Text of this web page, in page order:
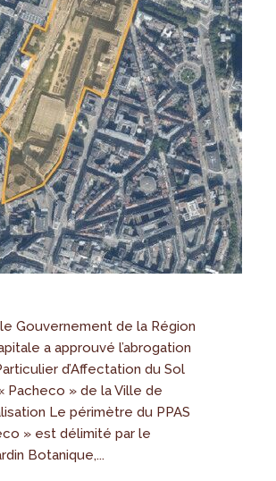
le Gouvernement de la Région
a approuvé l’abrogation
d’Affectation du Sol
Pacheco » de la Ville de
Le périmètre du PPAS
» est délimité par le
Botanique,...